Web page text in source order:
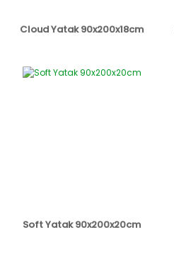
Cloud Yatak 90x200x18cm
Soft Yatak 90x200x20cm